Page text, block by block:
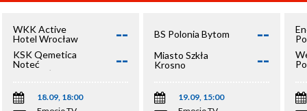
WKK Active
Hotel Wrocław
--
KSK Qemetica
Noteć
Inowrocław
--
18.09, 18:00
BS Polonia Bytom --
Miasto Szkła
Krosno
--
19.09, 15:00